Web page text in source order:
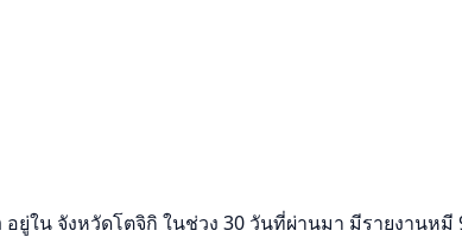
ยู่ใน จังหวัดโตจิกิ ในช่วง 30 วันที่ผ่านมา มีรายงานห